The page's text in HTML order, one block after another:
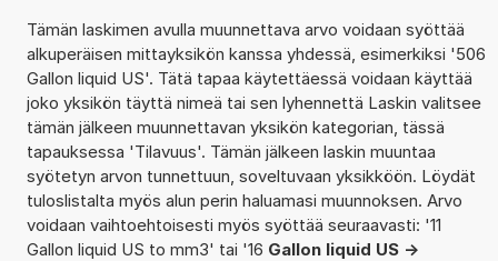
Tämän laskimen avulla muunnettava arvo voidaan syöttää
alkuperäisen mittayksikön kanssa yhdessä, esimerkiksi '506
Gallon liquid US'. Tätä tapaa käytettäessä voidaan käyttää
joko yksikön täyttä nimeä tai sen lyhennettä Laskin valitsee
tämän jälkeen muunnettavan yksikön kategorian, tässä
tapauksessa 'Tilavuus'. Tämän jälkeen laskin muuntaa
syötetyn arvon tunnettuun, soveltuvaan yksikköön. Löydät
tuloslistalta myös alun perin haluamasi muunnoksen. Arvo
voidaan vaihtoehtoisesti myös syöttää seuraavasti: '11
Gallon liquid US to mm3' tai '16 Gallon liquid US ->